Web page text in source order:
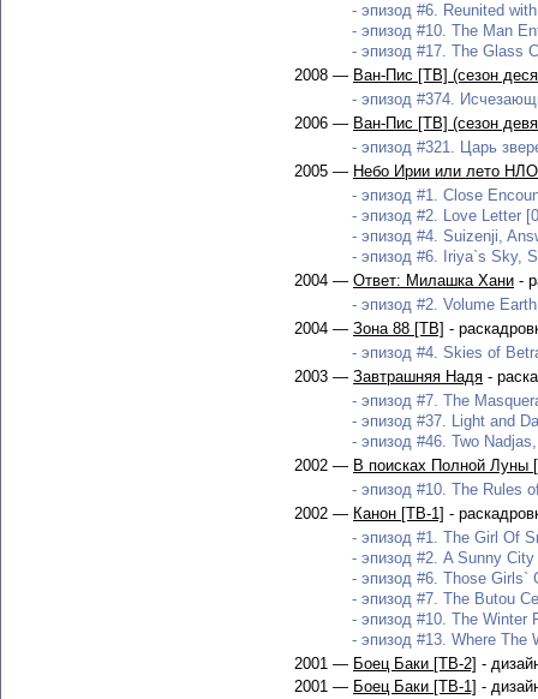
- эпизод #6. Reunited
- эпизод #10. The Man
- эпизод #17. The Glass
2008 — Ван-Пис [ТВ] (сезон
- эпизод #374.
2006 — Ван-Пис [ТВ] (сезон
- эпизод #321. Царь
2005 — Небо Ирии или лето НЛО
- эпизод #1. Close
- эпизод #2. Love Letter
- эпизод #4. Suizenji,
- эпизод #6. Iriya`s Sky,
2004 — Ответ: Милашка Хани -
- эпизод #2. Volume
2004 — Зона 88 [ТВ] -
- эпизод #4. Skies of
2003 — Завтрашняя Надя -
- эпизод #7. The
- эпизод #37. Light and
- эпизод #46. Two
2002 — В поисках Полной Луны
- эпизод #10. The Rules
2002 — Канон [ТВ-1] -
- эпизод #1. The Girl Of
- эпизод #2. A Sunny
- эпизод #6. Those Girls`
- эпизод #7. The Butou
- эпизод #10. The Winter
- эпизод #13. Where The
2001 — Боец Баки [ТВ-2] -
2001 — Боец Баки [ТВ-1] -